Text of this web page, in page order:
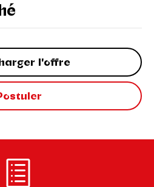
l'offre